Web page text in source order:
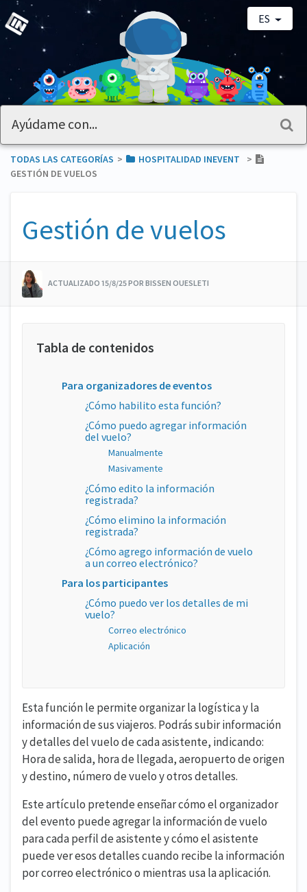
ES
TODAS LAS CATEGORÍAS ​>​ ​HOSPITALIDAD INEVENT
​>​
GESTIÓN DE VUELOS
Gestión de vuelos
ACTUALIZADO 15/8/25 POR BISSEN OUESLETI
Para organizadores de eventos
¿Cómo habilito esta función?
¿Cómo puedo agregar información
del vuelo?
Manualmente
Masivamente
¿Cómo edito la información
registrada?
¿Cómo elimino la información
registrada?
¿Cómo agrego información de vuelo
a un correo electrónico?
Para los participantes
¿Cómo puedo ver los detalles de mi
vuelo?
Correo electrónico
Aplicación
Esta función le permite organizar la logística y la
información de sus viajeros. Podrás subir información
y detalles del vuelo de cada asistente, indicando:
Hora de salida, hora de llegada, aeropuerto de origen
y destino, número de vuelo y otros detalles.
Este artículo pretende enseñar cómo el organizador
del evento puede agregar la información de vuelo
para cada perfil de asistente y cómo el asistente
puede ver esos detalles cuando recibe la información
por correo electrónico o mientras usa la aplicación.